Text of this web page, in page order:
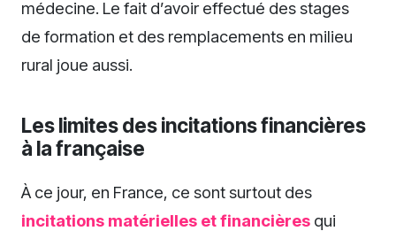
médecine. Le fait d’avoir effectué des stages
de formation et des remplacements en milieu
rural joue aussi.
Les limites des incitations financières
à la française
À ce jour, en France, ce sont surtout des
incitations matérielles et financières qui